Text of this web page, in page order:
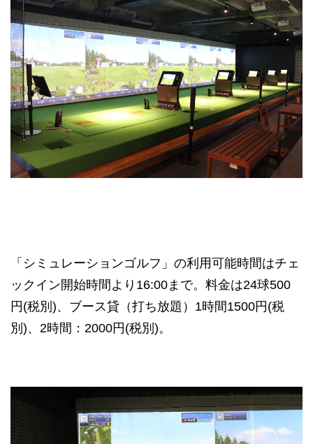
「シミュレーションゴルフ」の利用可能時間はチェ
ックイン開始時間より16:00まで。料金は24球500
円(税別)、ブース貸（打ち放題）1時間1500円(税
別)、2時間：2000円(税別)。